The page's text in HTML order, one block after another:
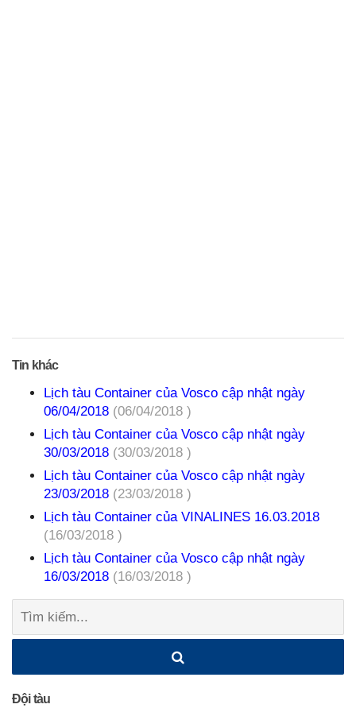
Tin khác
Lịch tàu Container của Vosco cập nhật ngày
06/04/2018 (06/04/2018 )
Lịch tàu Container của Vosco cập nhật ngày
30/03/2018 (30/03/2018 )
Lịch tàu Container của Vosco cập nhật ngày
23/03/2018 (23/03/2018 )
Lịch tàu Container của VINALINES 16.03.2018
(16/03/2018 )
Lịch tàu Container của Vosco cập nhật ngày
16/03/2018 (16/03/2018 )
Tìm
kiếm:
Đội tàu